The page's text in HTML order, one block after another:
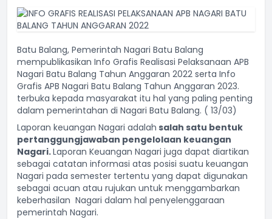
Batu Balang, Pemerintah Nagari Batu Balang
mempublikasikan Info Grafis Realisasi Pelaksanaan APB
Nagari Batu Balang Tahun Anggaran 2022 serta Info
Grafis APB Nagari Batu Balang Tahun Anggaran 2023.
terbuka kepada masyarakat itu hal yang paling penting
dalam pemerintahan di Nagari Batu Balang. ( 13/03)
Laporan keuangan Nagari adalah salah satu bentuk
pertanggungjawaban pengelolaan keuangan
Nagari.Laporan Keuangan Nagari juga dapat diartikan
sebagai catatan informasi atas posisi suatu keuangan
Nagari pada semester tertentu yang dapat digunakan
sebagai acuan atau rujukan untuk menggambarkan
keberhasilan Nagari dalam hal penyelenggaraan
pemerintah Nagari.